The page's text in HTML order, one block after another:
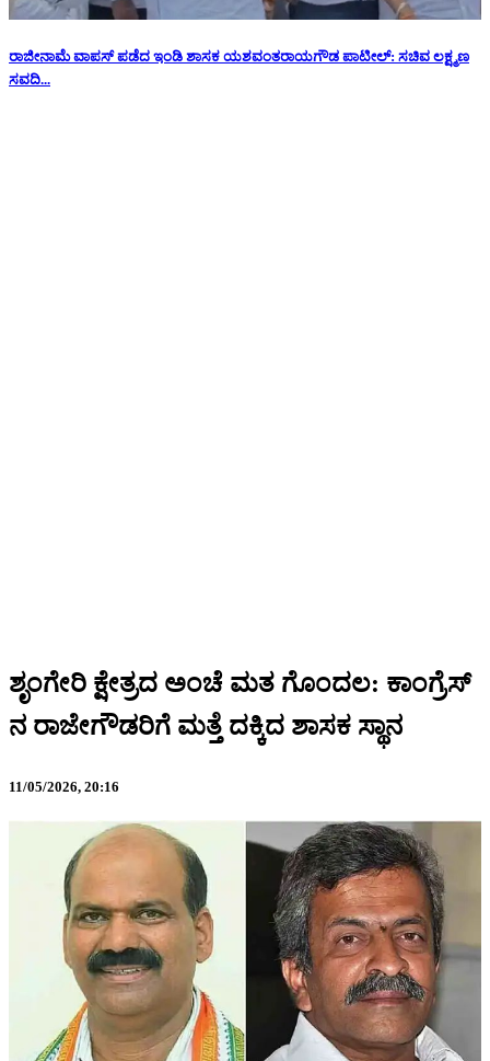
ರಾಜೀನಾಮೆ ವಾಪಸ್ ಪಡೆದ ಇಂಡಿ ಶಾಸಕ ಯಶವಂತರಾಯಗೌಡ ಪಾಟೀಲ್: ಸಚಿವ ಲಕ್ಷ್ಮಣ
ಸವದಿ...
ಶೃಂಗೇರಿ ಕ್ಷೇತ್ರದ ಅಂಚೆ ಮತ ಗೊಂದಲ: ಕಾಂಗ್ರೆಸ್​​
ನ ರಾಜೇಗೌಡರಿಗೆ ಮತ್ತೆ ದಕ್ಕಿದ ಶಾಸಕ ಸ್ಥಾನ
11/05/2026, 20:16